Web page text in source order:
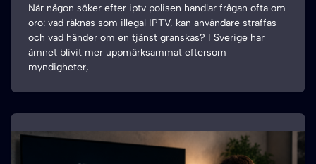
När någon söker efter iptv polisen handlar frågan ofta om
oro: vad räknas som illegal IPTV, kan användare straffas
och vad händer om en tjänst granskas? I Sverige har
ämnet blivit mer uppmärksammat eftersom
myndigheter,